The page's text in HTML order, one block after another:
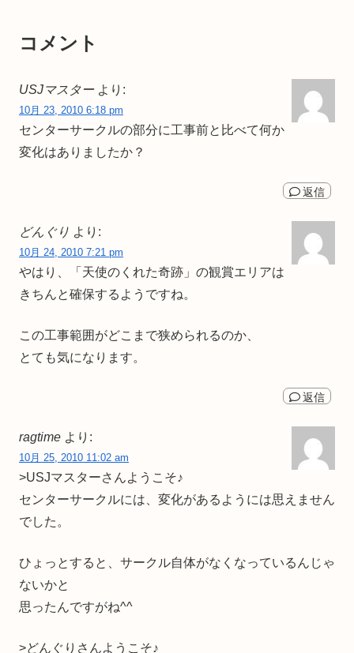
コメント
USJマスター より:
10月 23, 2010 6:18 pm
センターサークルの部分に工事前と比べて何か
変化はありましたか？
返信
どんぐり より:
10月 24, 2010 7:21 pm
やはり、「天使のくれた奇跡」の観賞エリアは
きちんと確保するようですね。
この工事範囲がどこまで狭められるのか、
とても気になります。
返信
ragtime より:
10月 25, 2010 11:02 am
>USJマスターさんようこそ♪
センターサークルには、変化があるようには思えません
でした。
ひょっとすると、サークル自体がなくなっているんじゃ
ないかと
思ったんですがね^^
>どんぐりさんようこそ♪